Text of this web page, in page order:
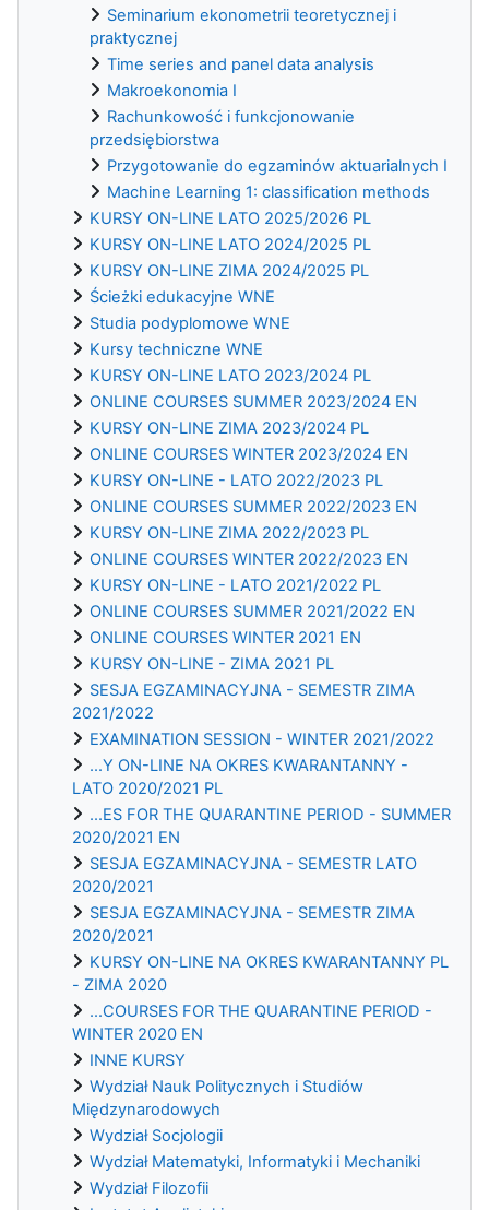
Seminarium ekonometrii teoretycznej i
praktycznej
Time series and panel data analysis
Makroekonomia I
Rachunkowość i funkcjonowanie
przedsiębiorstwa
Przygotowanie do egzaminów aktuarialnych I
Machine Learning 1: classification methods
KURSY ON-LINE LATO 2025/2026 PL
KURSY ON-LINE LATO 2024/2025 PL
KURSY ON-LINE ZIMA 2024/2025 PL
Ścieżki edukacyjne WNE
Studia podyplomowe WNE
Kursy techniczne WNE
KURSY ON-LINE LATO 2023/2024 PL
ONLINE COURSES SUMMER 2023/2024 EN
KURSY ON-LINE ZIMA 2023/2024 PL
ONLINE COURSES WINTER 2023/2024 EN
KURSY ON-LINE - LATO 2022/2023 PL
ONLINE COURSES SUMMER 2022/2023 EN
KURSY ON-LINE ZIMA 2022/2023 PL
ONLINE COURSES WINTER 2022/2023 EN
KURSY ON-LINE - LATO 2021/2022 PL
ONLINE COURSES SUMMER 2021/2022 EN
ONLINE COURSES WINTER 2021 EN
KURSY ON-LINE - ZIMA 2021 PL
SESJA EGZAMINACYJNA - SEMESTR ZIMA
2021/2022
EXAMINATION SESSION - WINTER 2021/2022
...Y ON-LINE NA OKRES KWARANTANNY -
LATO 2020/2021 PL
...ES FOR THE QUARANTINE PERIOD - SUMMER
2020/2021 EN
SESJA EGZAMINACYJNA - SEMESTR LATO
2020/2021
SESJA EGZAMINACYJNA - SEMESTR ZIMA
2020/2021
KURSY ON-LINE NA OKRES KWARANTANNY PL
- ZIMA 2020
...COURSES FOR THE QUARANTINE PERIOD -
WINTER 2020 EN
INNE KURSY
Wydział Nauk Politycznych i Studiów
Międzynarodowych
Wydział Socjologii
Wydział Matematyki, Informatyki i Mechaniki
Wydział Filozofii